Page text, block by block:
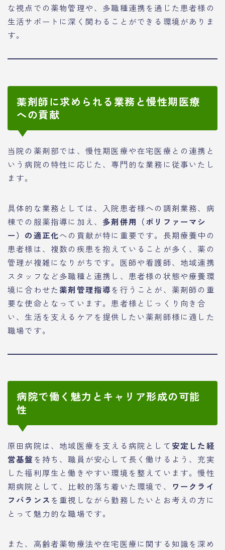
な視点での薬物管理や、多職種連携を通じた患者様の
生活サポートに深く関わることができる環境がありま
す。
薬剤師に求められる業務と慢性期医療
への貢献
当院の薬剤部では、慢性期医療や在宅医療との連携と
いう病院の特性に応じた、専門的な業務に従事いたし
ます。
具体的な業務としては、入院患者様への調剤業務、病
棟での服薬指導に加え、 多剤併用（ポリファーマシ
ー）の適正化への貢献が特に重要です。長期療養中の
患者様は、複数の疾患を抱えていることが多く、薬の
管理が複雑になりがちです。医師や看護師、地域連携
スタッフなど多職種と連携し、患者様の状態や療養環
境に合わせた 薬剤管理指導を行うことが、薬剤師の重
要な使命となっています。患者様とじっくり向き合
い、生活を支えるケアを提供したい薬剤師様に適した
職場です。
病院で働く魅力とキャリア形成の可能
性
原田病院は、地域医療を支える病院として 安定した経
営基盤 を持ち、職員が安心して長く働けるよう、充実
した福利厚生と働きやすい環境を整えています。慢性
期病院として、比較的落ち着いた環境で、
ワークライ
フバランス を重視しながら勤務したいとお考えの方に
とって魅力的な職場です。
また、高齢者薬物療法や在宅医療に関する知識を深め